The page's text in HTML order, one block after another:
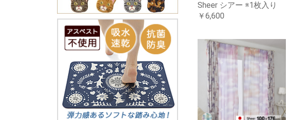
Sheer シアー ※1枚入り
￥6,600